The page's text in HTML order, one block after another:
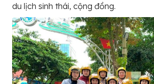
du lịch sinh thái, cộng đồng.